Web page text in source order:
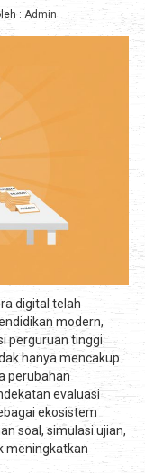
: Admin
digital telah
modern,
perguruan tinggi
hanya mencakup
perubahan
evaluasi
ekosistem
soal, simulasi ujian,
meningkatkan